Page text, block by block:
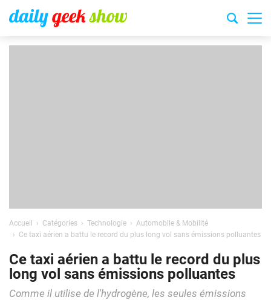
Accueil Catégories Technologie
Automobile & Mobilité
Ce taxi aérien a battu le record du plus long vol sans émissions polluantes
Ce taxi aérien a battu le record du plus
long vol sans émissions polluantes
Comme il utilise de l'hydrogène, les seules émissions